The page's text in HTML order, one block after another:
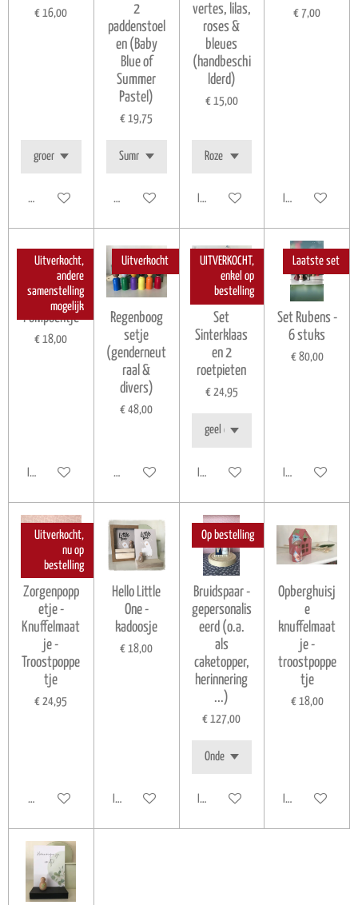
€ 16,00
Houd mij op de hoogte
2
paddenstoel
en (Baby
Blue of
Summer
Pastel)
€ 19,75
Houd mij op de hoogte
vertes, lilas,
roses &
bleues
(handbeschi
lderd)
€ 15,00
In winkelwagen
€ 7,00
In winkelwagen
Uitverkocht,
andere
samenstelling
mogelijk
Pompoentje
€ 18,00
In winkelwagen
Uitverkocht
Regenboog
setje
(genderneut
raal &
divers)
€ 48,00
Houd mij op de hoogte
UITVERKOCHT,
enkel op
bestelling
Set
Sinterklaas
en 2
roetpieten
€ 24,95
In winkelwagen
Laatste set
Set Rubens -
6 stuks
€ 80,00
In winkelwagen
Uitverkocht,
nu op
bestelling
Zorgenpopp
etje -
Knuffelmaat
je -
Troostpoppe
tje
€ 24,95
Houd mij op de hoogte
Hello Little
One -
kadoosje
€ 18,00
In winkelwagen
Op bestelling
Bruidspaar -
gepersonalis
eerd (o.a.
als
caketopper,
herinnering
...)
€ 127,00
In winkelwagen
Opberghuisj
e
knuffelmaat
je -
troostpoppe
tje
€ 18,00
In winkelwagen